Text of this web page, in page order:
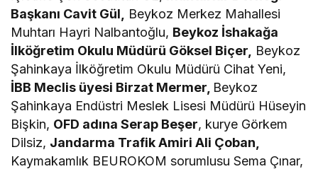
Başkanı Cavit Gül,
Beykoz Merkez Mahallesi
Muhtarı Hayri Nalbantoğlu, Beykoz İshakağa
İlköğretim Okulu Müdürü Göksel Biçer,
Beykoz
Şahinkaya İlköğretim Okulu Müdürü Cihat Yeni,
İBB Meclis üyesi Birzat Mermer, Beykoz
Şahinkaya Endüstri Meslek Lisesi Müdürü Hüseyin
Bişkin, OFD adına Serap Beşer, kurye Görkem
Dilsiz, Jandarma Trafik Amiri Ali Çoban,
Kaymakamlık BEUROKOM sorumlusu Sema Çınar,